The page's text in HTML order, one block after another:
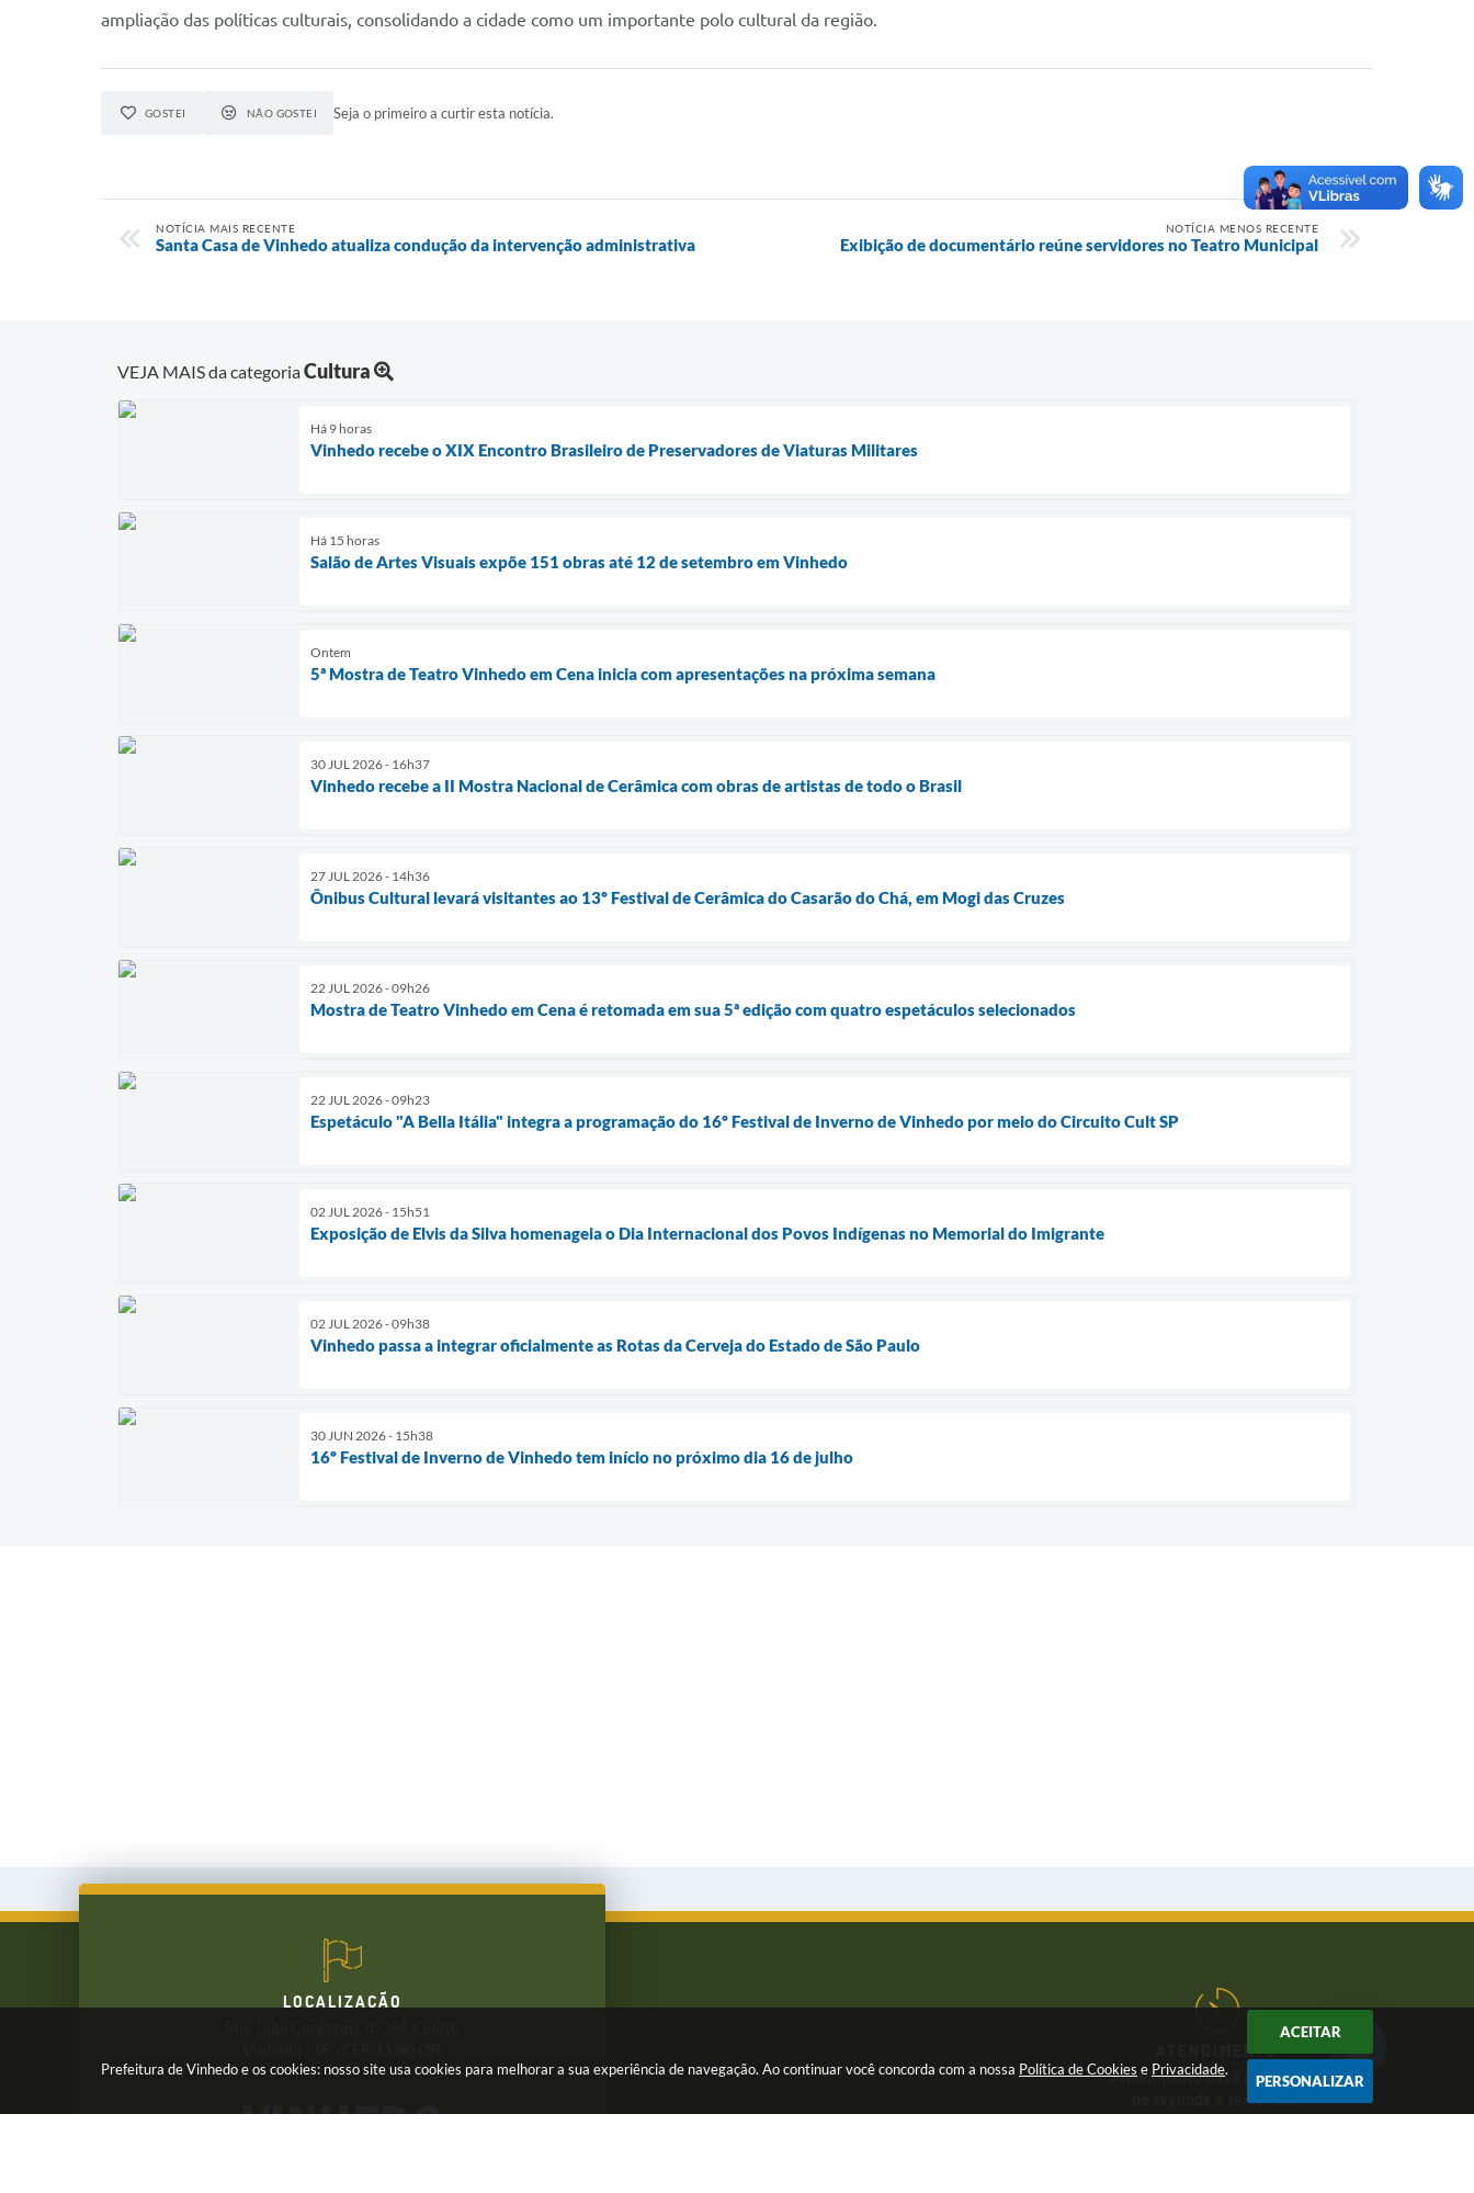
Prefeitura de Vinhedo e os cookies: nosso site usa cookies para melhorar a sua experiência de navegação. Ao continuar você concorda com a nossa Política de Cookies e Privacidade.
ACEITAR
PERSONALIZAR
ampliação das políticas culturais, consolidando a cidade como um importante polo cultural da região.
GOSTEI NÃO GOSTEI Seja o primeiro a curtir esta notícia.
NOTÍCIA MAIS RECENTE
Santa Casa de Vinhedo atualiza condução da intervenção administrativa
NOTÍCIA MENOS RECENTE
Exibição de documentário reúne servidores no Teatro Municipal
VEJA MAIS da categoriaCultura
Há 9 horas
Vinhedo recebe o XIX Encontro Brasileiro de Preservadores de Viaturas Militares
Há 15 horas
Salão de Artes Visuais expõe 151 obras até 12 de setembro em Vinhedo
Ontem
5ª Mostra de Teatro Vinhedo em Cena inicia com apresentações na próxima semana
30 JUL 2026 - 16h37
Vinhedo recebe a II Mostra Nacional de Cerâmica com obras de artistas de todo o Brasil
27 JUL 2026 - 14h36
Ônibus Cultural levará visitantes ao 13º Festival de Cerâmica do Casarão do Chá, em Mogi das Cruzes
22 JUL 2026 - 09h26
Mostra de Teatro Vinhedo em Cena é retomada em sua 5ª edição com quatro espetáculos selecionados
22 JUL 2026 - 09h23
Espetáculo "A Bella Itália" integra a programação do 16º Festival de Inverno de Vinhedo por meio do Circuito Cult SP
02 JUL 2026 - 15h51
Exposição de Elvis da Silva homenageia o Dia Internacional dos Povos Indígenas no Memorial do Imigrante
02 JUL 2026 - 09h38
Vinhedo passa a integrar oficialmente as Rotas da Cerveja do Estado de São Paulo
30 JUN 2026 - 15h38
16º Festival de Inverno de Vinhedo tem início no próximo dia 16 de julho
(19) 3826-7800
ATENDIMENTO
Atendimento das 8 às 17 horas,
de segunda a sexta-feira
LOCALIZAÇÃO